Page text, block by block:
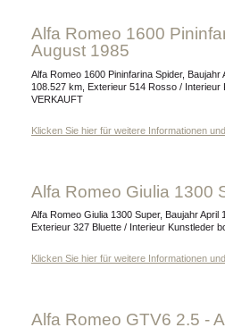
Alfa Romeo 1600 Pininfarina Spider -
August 1985
Alfa Romeo 1600 Pininfarina Spider, Baujahr August 1985, Tachostand
108.527 km, Exterieur 514 Rosso /
VERKAUFT
Klicken Sie hier für weitere Informationen
Alfa Romeo Giulia 1300
Alfa Romeo Giulia 1300 Super, Baujahr April 1971, Tachostand 66.396 km,
Exterieur 327 Bluette / Interieur Kunstleder
Klicken Sie hier für weitere Informationen
Alfa Romeo GTV6 2.5 -